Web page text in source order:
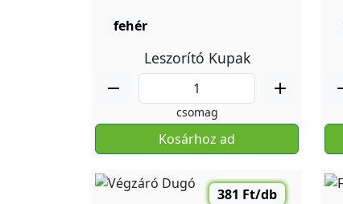
fehér
Leszorító Kupak
csomag
Kosárhoz ad
381 Ft/db